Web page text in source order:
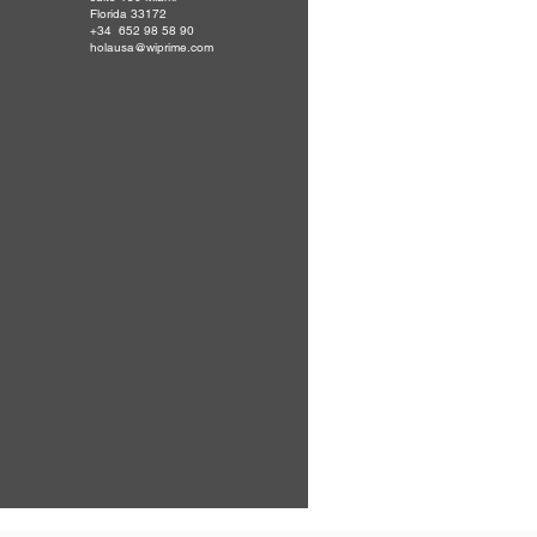
Florida 33172
+34 652 98 58 90
holausa@wiprime.com